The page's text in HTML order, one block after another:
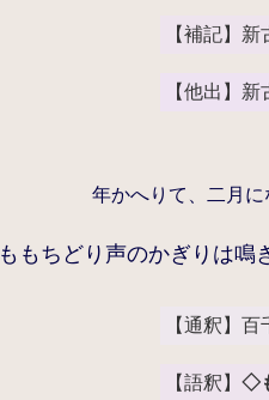
【補記】
【他出】
年かへりて、二月
ももちどり声のかぎりは鳴
【通釈】
【語釈】 ◇